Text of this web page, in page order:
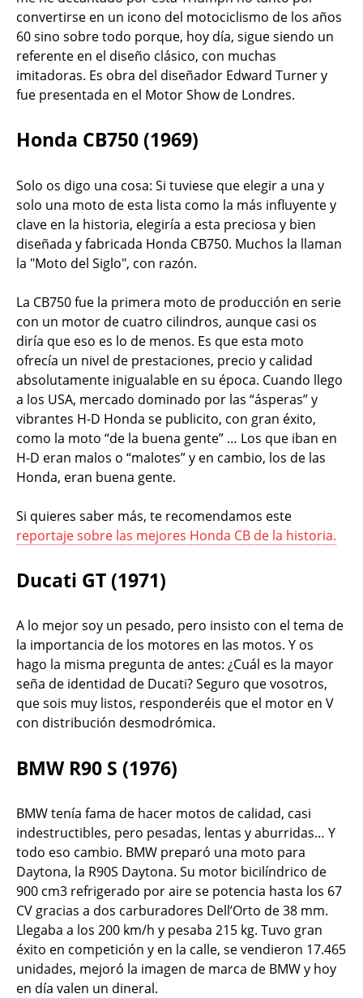
convertirse en un icono del motociclismo de los años
60 sino sobre todo porque, hoy día, sigue siendo un
referente en el diseño clásico, con muchas
imitadoras. Es obra del diseñador Edward Turner y
fue presentada en el Motor Show de Londres.
Honda CB750 (1969)
Solo os digo una cosa: Si tuviese que elegir a una y
solo una moto de esta lista como la más influyente y
clave en la historia, elegiría a esta preciosa y bien
diseñada y fabricada Honda CB750. Muchos la llaman
la "Moto del Siglo", con razón.
La CB750 fue la primera moto de producción en serie
con un motor de cuatro cilindros, aunque casi os
diría que eso es lo de menos. Es que esta moto
ofrecía un nivel de prestaciones, precio y calidad
absolutamente inigualable en su época. Cuando llego
a los USA, mercado dominado por las “ásperas” y
vibrantes H-D Honda se publicito, con gran éxito,
como la moto “de la buena gente” … Los que iban en
H-D eran malos o “malotes” y en cambio, los de las
Honda, eran buena gente.
Si quieres saber más, te recomendamos este
reportaje sobre las mejores Honda CB de la historia.
Ducati GT (1971)
A lo mejor soy un pesado, pero insisto con el tema de
la importancia de los motores en las motos. Y os
hago la misma pregunta de antes: ¿Cuál es la mayor
seña de identidad de Ducati? Seguro que vosotros,
que sois muy listos, responderéis que el motor en V
con distribución desmodrómica.
BMW R90 S (1976)
BMW tenía fama de hacer motos de calidad, casi
indestructibles, pero pesadas, lentas y aburridas… Y
todo eso cambio. BMW preparó una moto para
Daytona, la R90S Daytona. Su motor bicilíndrico de
900 cm3 refrigerado por aire se potencia hasta los 67
CV gracias a dos carburadores Dell’Orto de 38 mm.
Llegaba a los 200 km/h y pesaba 215 kg. Tuvo gran
éxito en competición y en la calle, se vendieron 17.465
unidades, mejoró la imagen de marca de BMW y hoy
en día valen un dineral.